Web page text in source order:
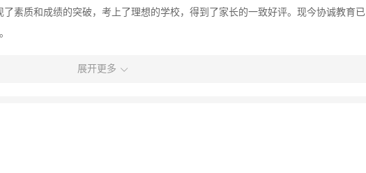
素质和成绩的突破，考上了理想的学校，得到了家长的一致好评。现今协诚教育已
展开更多